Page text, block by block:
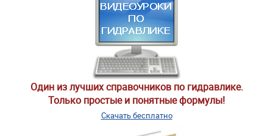
Один из лучших справочников по гидравлике.
Только простые и понятные формулы!
Скачать бесплатно